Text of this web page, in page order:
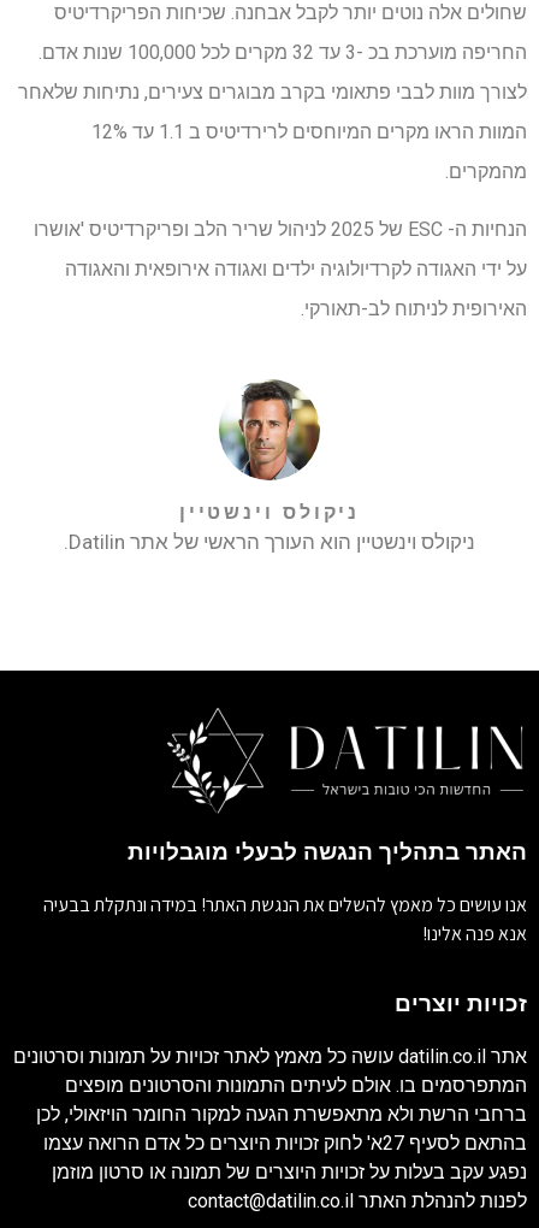
שחולים אלה נוטים יותר לקבל אבחנה. שכיחות הפריקרדיטיס
החריפה מוערכת בכ -3 עד 32 מקרים לכל 100,000 שנות אדם.
לצורך מוות לבבי פתאומי בקרב מבוגרים צעירים, נתיחות שלאחר
המוות הראו מקרים המיוחסים לרירדיטיס ב 1.1 עד 12%
מהמקרים.
הנחיות ה- ESC של 2025 לניהול שריר הלב ופריקרדיטיס 'אושרו
על ידי האגודה לקרדיולוגיה ילדים ואגודה אירופאית והאגודה
האירופית לניתוח לב-תאורקי.
ניקולס וינשטיין
ניקולס וינשטיין הוא העורך הראשי של אתר Datilin.
האתר בתהליך הנגשה לבעלי מוגבלויות
אנו עושים כל מאמץ להשלים את הנגשת האתר! במידה ונתקלת בבעיה
אנא פנה אלינו!
זכויות יוצרים
אתר datilin.co.il עושה כל מאמץ לאתר זכויות על תמונות וסרטונים
המתפרסמים בו. אולם לעיתים התמונות והסרטונים מופצים
ברחבי הרשת ולא מתאפשרת הגעה למקור החומר הויזאולי, לכן
בהתאם לסעיף 27א' לחוק זכויות היוצרים כל אדם הרואה עצמו
נפגע עקב בעלות על זכויות היוצרים של תמונה או סרטון מוזמן
לפנות להנהלת האתר contact@datilin.co.il